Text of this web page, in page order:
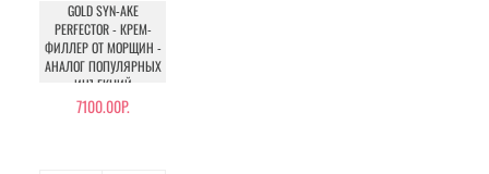
GOLD SYN-AKE
PERFECTOR - КРЕМ-
ФИЛЛЕР ОТ МОРЩИН -
АНАЛОГ ПОПУЛЯРНЫХ
ИНЪЕКЦИЙ
7100.00Р.